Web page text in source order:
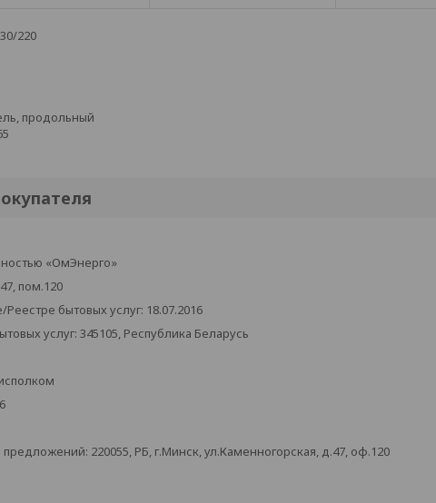
220
продольный
«ОмЭнерго»
пом.120
бытовых услуг: 18.07.2016
услуг: 345105, Республика Беларусь
220055, РБ, г.Минск, ул.Каменногорская, д.47, оф.120